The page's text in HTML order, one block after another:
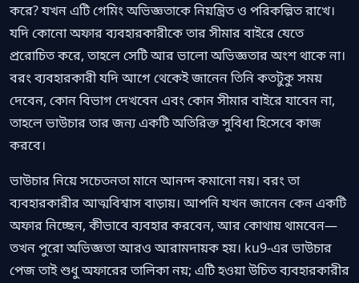
করে? যখন এটি গেমিং অভিজ্ঞতাকে নিয়ন্ত্রিত ও পরিকল্পিত রাখে।
যদি কোনো অফার ব্যবহারকারীকে তার সীমার বাইরে যেতে
প্ররোচিত করে, তাহলে সেটি আর ভালো অভিজ্ঞতার অংশ থাকে না।
বরং ব্যবহারকারী যদি আগে থেকেই জানেন তিনি কতটুকু সময়
দেবেন, কোন বিভাগ দেখবেন এবং কোন সীমার বাইরে যাবেন না,
তাহলে ভাউচার তার জন্য একটি অতিরিক্ত সুবিধা হিসেবে কাজ
করবে।
ভাউচার নিয়ে সচেতনতা মানে আনন্দ কমানো নয়। বরং তা
ব্যবহারকারীর আত্মবিশ্বাস বাড়ায়। আপনি যখন জানেন কেন একটি
অফার নিচ্ছেন, কীভাবে ব্যবহার করবেন, আর কোথায় থামবেন—
তখন পুরো অভিজ্ঞতা আরও আরামদায়ক হয়। ku9-এর ভাউচার
পেজ তাই শুধু অফারের তালিকা নয়; এটি হওয়া উচিত ব্যবহারকারীর